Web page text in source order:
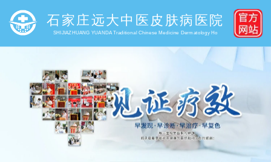
石家庄远大中医皮肤病医院
SHIJIAZHUANG YUANDA Traditional Chinese Medicine Dermatology Ho